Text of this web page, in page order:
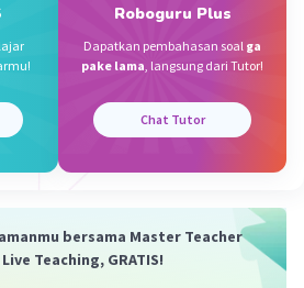
(0) Balas
Roboguru Plus
Dapatkan pembahasan soal ga
pake lama, langsung dari Tutor!
Chat Tutor
bersama Master Teacher
Teaching, GRATIS!